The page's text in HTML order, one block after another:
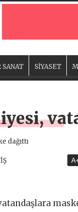
SİYASET